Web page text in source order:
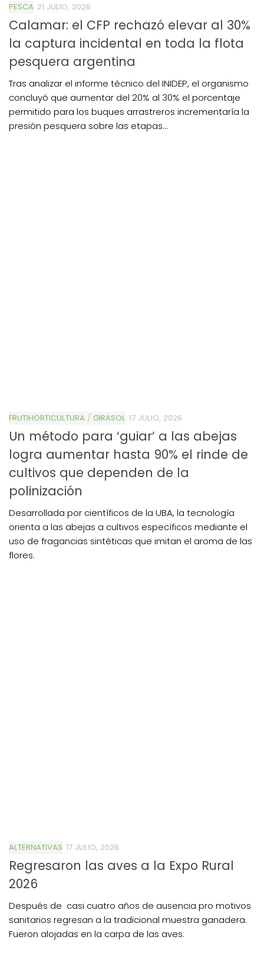
PESCA 21 JULIO, 2026
Calamar: el CFP rechazó elevar al 30%
la captura incidental en toda la flota
pesquera argentina
Tras analizar el informe técnico del INIDEP, el organismo
concluyó que aumentar del 20% al 30% el porcentaje
permitido para los buques arrastreros incrementaría la
presión pesquera sobre las etapas...
FRUTIHORTICULTURA / GIRASOL 17 JULIO, 2026
Un método para ‘guiar’ a las abejas
logra aumentar hasta 90% el rinde de
cultivos que dependen de la
polinización
Desarrollada por científicos de la UBA, la tecnología
orienta a las abejas a cultivos específicos mediante el
uso de fragancias sintéticas que imitan el aroma de las
flores.
ALTERNATIVAS 17 JULIO, 2026
Regresaron las aves a la Expo Rural
2026
Después de casi cuatro años de ausencia pro motivos
sanitarios regresan a la tradicional muestra ganadera.
Fueron alojadas en la carpa de las aves.